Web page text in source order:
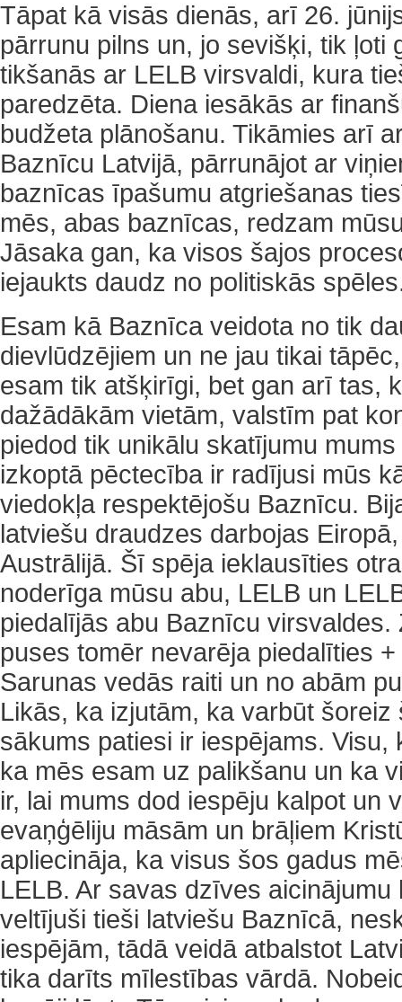
Tāpat kā visās dienās, arī 26.
pārrunu pilns un, jo sevišķi, tik ļoti
tikšanās ar LELB virsvaldi, kura
paredzēta. Diena iesākās ar
budžeta plānošanu. Tikāmies arī
Baznīcu Latvijā, pārrunājot ar
baznīcas īpašumu atgriešanas
mēs, abas baznīcas, redzam
Jāsaka gan, ka visos šajos
iejaukts daudz no politiskās
Esam kā Baznīca veidota no tik
dievlūdzējiem un ne jau tikai
esam tik atšķirīgi, bet gan arī tas,
dažādākām vietām, valstīm pat
piedod tik unikālu skatījumu
izkoptā pēctecība ir radījusi mūs
viedokļa respektējošu Baznīcu.
latviešu draudzes darbojas
Austrālijā. Šī spēja ieklausīties
noderīga mūsu abu, LELB un
piedalījās abu Baznīcu virsvaldes.
puses tomēr nevarēja piedalīties
Sarunas vedās raiti un no abām
Likās, ka izjutām, ka varbūt
sākums patiesi ir iespējams. Visu,
ka mēs esam uz palikšanu un ka
ir, lai mums dod iespēju kalpot un
evaņģēliju māsām un brāļiem
apliecināja, ka visus šos gadus
LELB. Ar savas dzīves
veltījuši tieši latviešu Baznīcā,
iespējām, tādā veidā atbalstot
tika darīts mīlestības vārdā.